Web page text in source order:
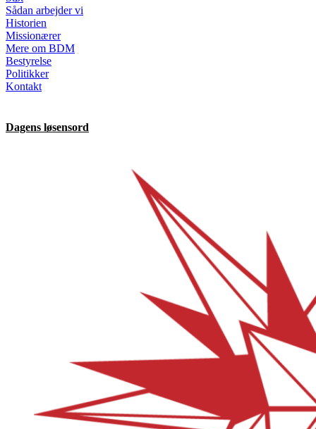
Sådan arbejder vi
Historien
Missionærer
Mere om BDM
Bestyrelse
Politikker
Kontakt
Dagens løsensord